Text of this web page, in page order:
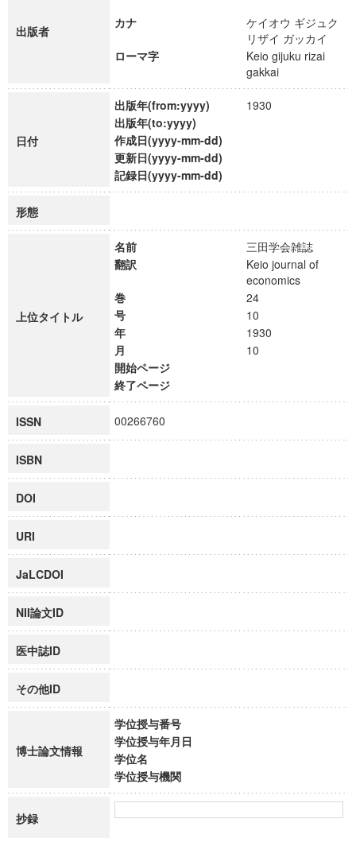
出版者
カナ
ケイオウ ギジュク
リザイ ガッカイ
ローマ字
Keio gijuku rizai
gakkai
日付
出版年(from:yyyy)
1930
出版年(to:yyyy)
作成日(yyyy-mm-dd)
更新日(yyyy-mm-dd)
記録日(yyyy-mm-dd)
形態
上位タイトル
名前
三田学会雑誌
翻訳
Keio journal of
economics
巻
24
号
10
年
1930
月
10
開始ページ
終了ページ
ISSN 00266760
ISBN
DOI
URI
JaLCDOI
NII論文ID
医中誌ID
その他ID
博士論文情報
学位授与番号
学位授与年月日
学位名
学位授与機関
抄録